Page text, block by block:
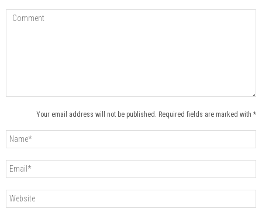
Your email address will not be published. Required fields are marked with *